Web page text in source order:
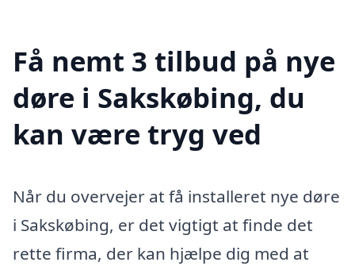
Få nemt 3 tilbud på nye
døre i Sakskøbing, du
kan være tryg ved
Når du overvejer at få installeret nye døre
i Sakskøbing, er det vigtigt at finde det
rette firma, der kan hjælpe dig med at